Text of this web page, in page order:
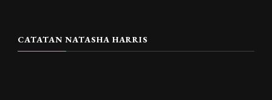
CATATAN NATASHA HARRIS